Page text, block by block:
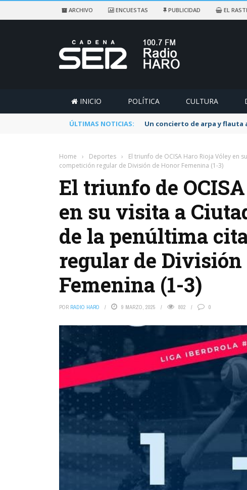
ARCHIVO ENCUESTAS PUBLICIDAD EL
INICIO POLÍTICA CULTURA
ÚLTIMAS NOTICIAS: Un concierto de arpa y flauta
Home › Deportes ›
El triunfo de OCISA Haro Rioja Vóley en
competición regular de División de Honor Femenina (1-3)
El triunfo de
en su visita a
de la penúltima
regular de División
Femenina (1-3)
POR RADIO HARO 9 MARZO, 2025 802 0